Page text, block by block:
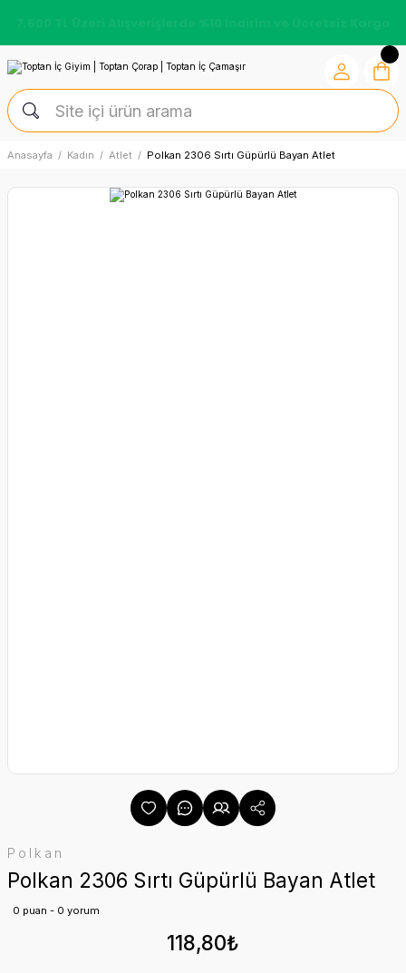
Anasayfa Kadın Atlet Polkan 2306 Sırtı Güpürlü Bayan Atlet
Polkan
Polkan 2306 Sırtı Güpürlü Bayan Atlet
0 puan - 0 yorum
118,80₺